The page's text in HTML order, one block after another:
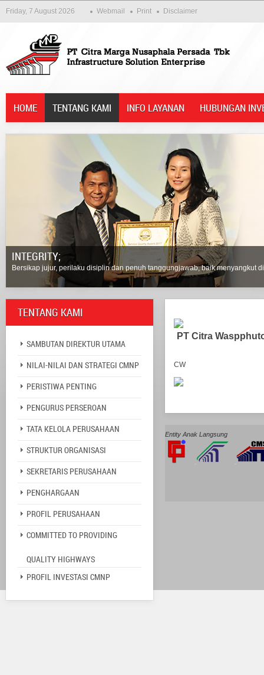
Friday, 7 August 2026 Webmail Print Disclaimer
HOME TENTANG KAMI INFO LAYANAN HUBUNGAN
Integrity;
Bersikap jujur, perilaku disiplin dan penuh tanggungjawab, baik menyangkut
TENTANG KAMI
SAMBUTAN DIREKTUR UTAMA
NILAI-NILAI DAN STRATEGI CMNP
PERISTIWA PENTING
PENGURUS PERSEROAN
TATA KELOLA PERUSAHAAN
STRUKTUR ORGANISASI
SEKRETARIS PERUSAHAAN
PENGHARGAAN
PROFIL PERUSAHAAN
COMMITTED TO PROVIDING
QUALITY HIGHWAYS
PROFIL INVESTASI CMNP
PT Citra
CW
Entity Anak Langsung